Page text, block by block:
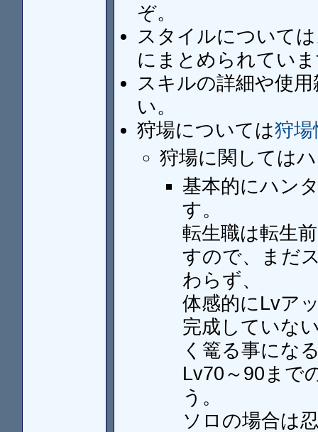
ぞ。
スタイルについては
にまとめられてい
スキルの詳細や使
い。
狩場については狩場
狩場に関しては
基本的にハン
す。
転生職は転生
すので、まだ
わらず、
体感的にLvア
完成していな
く篭る事にな
Lv70～90まで
う。
ソロの場合は